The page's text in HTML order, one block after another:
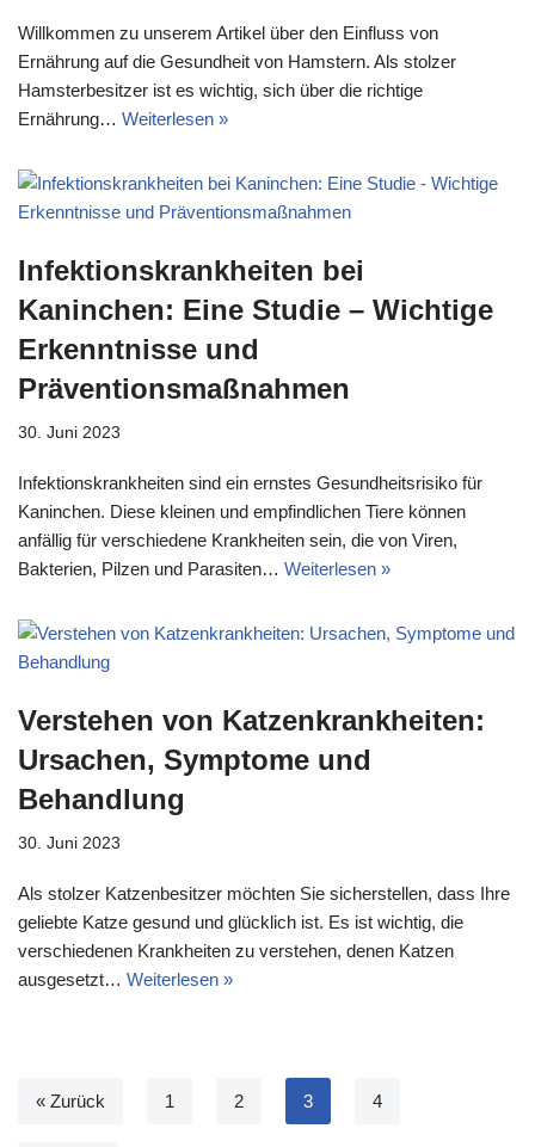
Willkommen zu unserem Artikel über den Einfluss von
Ernährung auf die Gesundheit von Hamstern. Als stolzer
Hamsterbesitzer ist es wichtig, sich über die richtige
Ernährung… Weiterlesen »
Infektionskrankheiten bei
Kaninchen: Eine Studie – Wichtige
Erkenntnisse und
Präventionsmaßnahmen
30. Juni 2023
Infektionskrankheiten sind ein ernstes Gesundheitsrisiko für
Kaninchen. Diese kleinen und empfindlichen Tiere können
anfällig für verschiedene Krankheiten sein, die von Viren,
Bakterien, Pilzen und Parasiten… Weiterlesen »
Verstehen von Katzenkrankheiten:
Ursachen, Symptome und
Behandlung
30. Juni 2023
Als stolzer Katzenbesitzer möchten Sie sicherstellen, dass Ihre
geliebte Katze gesund und glücklich ist. Es ist wichtig, die
verschiedenen Krankheiten zu verstehen, denen Katzen
ausgesetzt… Weiterlesen »
« Zurück 1 2 3 4